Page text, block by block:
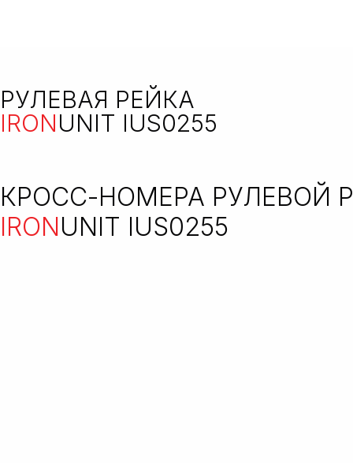
РУЛЕВАЯ РЕЙКА
IRONUNIT IUS0255
КРОСС-НОМЕРА РУЛЕВОЙ
IRONUNIT IUS0255